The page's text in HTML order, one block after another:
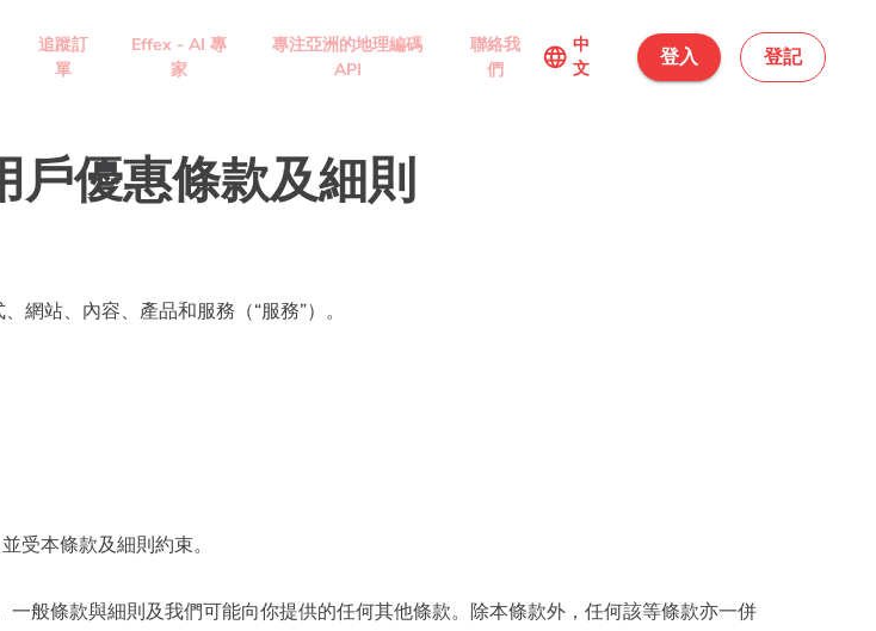
追蹤訂
單
Effex - AI 專
家
專注亞洲的地理編碼
API
聯絡我
們
language 中
文
登入 登記
戶優惠條款及細則
網站、內容、產品和服務（“服務”）。
受本條款及細則約束。
般條款與細則及我們可能向你提供的任何其他條款。除本條款外，任何該等條款亦一併